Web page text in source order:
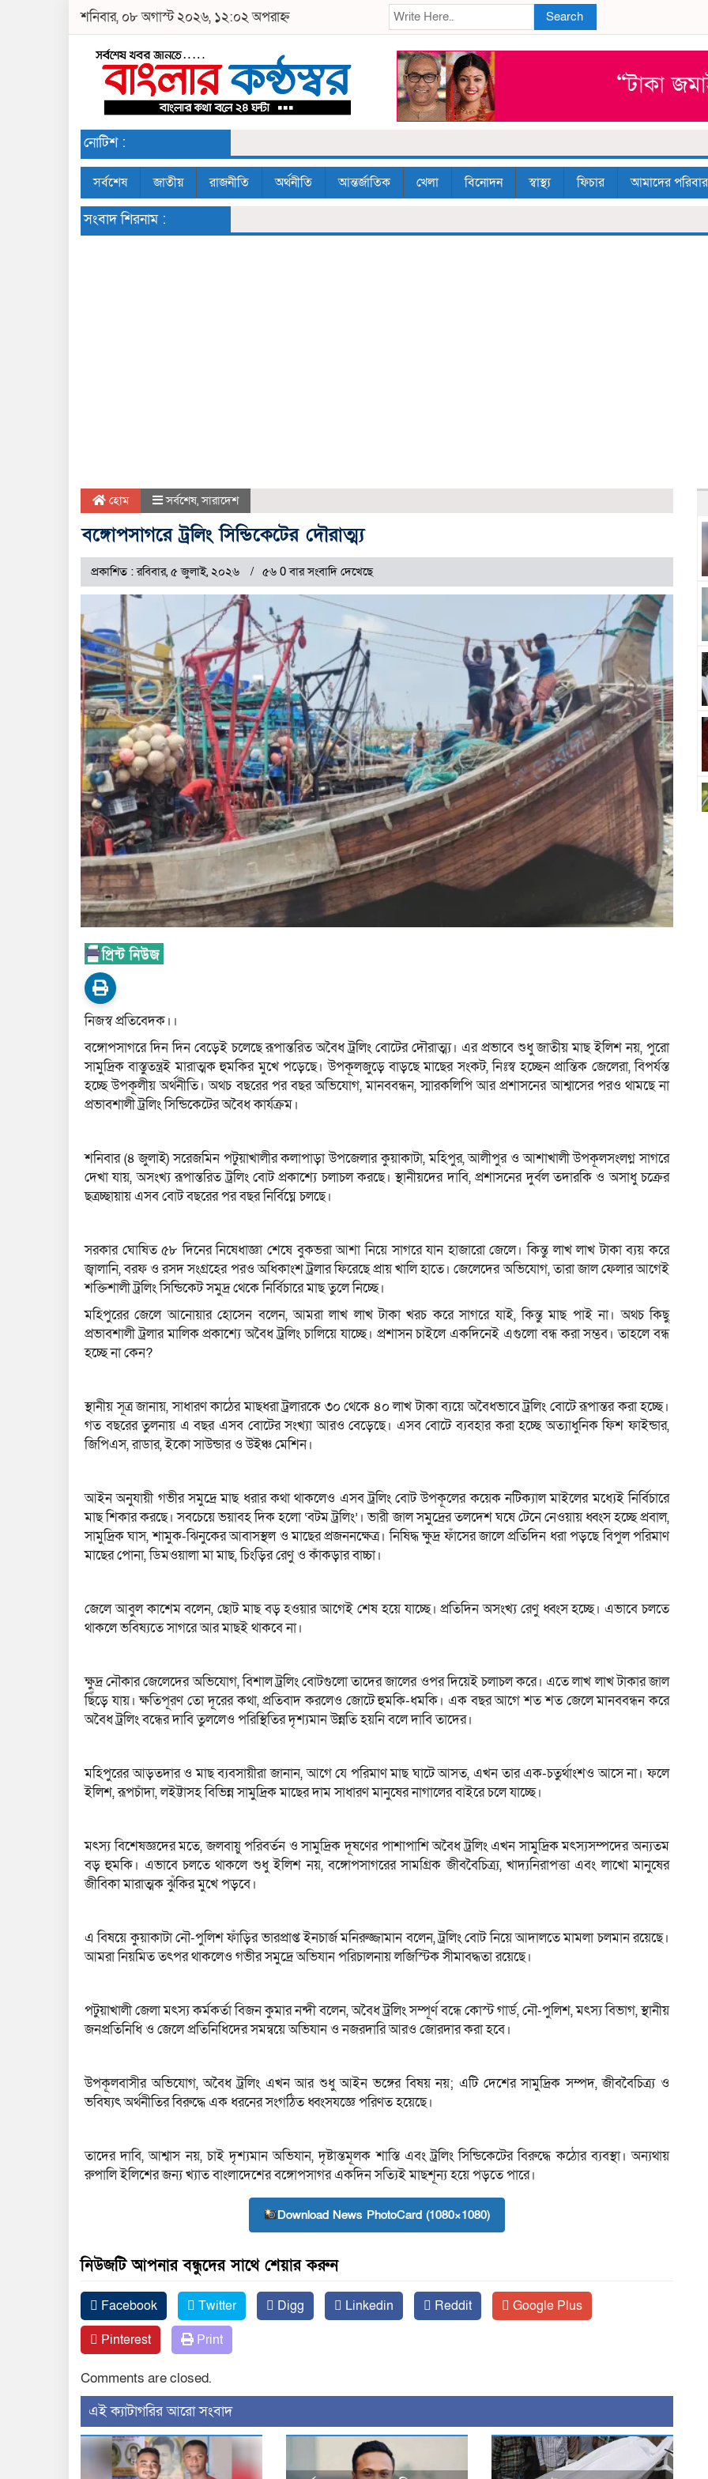
শনিবার, ০৮ অগাস্ট ২০২৬, ১২:০২ অপরাহ্ন Search
নোটিশ :
সর্বশেষ জাতীয় রাজনীতি অর্থনীতি আন্তর্জাতিক খেলা বিনোদন স্বাস্থ্য ফিচার আমাদের পরিবার
সংবাদ শিরনাম :
হোম সর্বশেষ,সারাদেশ
বঙ্গোপসাগরে ট্রলিং সিন্ডিকেটের দৌরাত্ম্য
প্রকাশিত : রবিবার, ৫ জুলাই, ২০২৬ ৫৬ 0 বার সংবাদি দেখেছে
নিজস্ব প্রতিবেদক।।
বঙ্গোপসাগরে দিন দিন বেড়েই চলেছে রূপান্তরিত অবৈধ ট্রলিং বোটের দৌরাত্ম্য। এর প্রভাবে শুধু জাতীয় মাছ ইলিশ নয়, পুরো
সামুদ্রিক বাস্তুতন্ত্রই মারাত্মক হুমকির মুখে পড়েছে। উপকূলজুড়ে বাড়ছে মাছের সংকট, নিঃস্ব হচ্ছেন প্রান্তিক জেলেরা, বিপর্যস্ত
হচ্ছে উপকূলীয় অর্থনীতি। অথচ বছরের পর বছর অভিযোগ, মানববন্ধন, স্মারকলিপি আর প্রশাসনের আশ্বাসের পরও থামছে না
প্রভাবশালী ট্রলিং সিন্ডিকেটের অবৈধ কার্যক্রম।
শনিবার (৪ জুলাই) সরেজমিন পটুয়াখালীর কলাপাড়া উপজেলার কুয়াকাটা, মহিপুর, আলীপুর ও আশাখালী উপকূলসংলগ্ন সাগরে
দেখা যায়, অসংখ্য রূপান্তরিত ট্রলিং বোট প্রকাশ্যে চলাচল করছে। স্থানীয়দের দাবি, প্রশাসনের দুর্বল তদারকি ও অসাধু চক্রের
ছত্রচ্ছায়ায় এসব বোট বছরের পর বছর নির্বিঘ্নে চলছে।
সরকার ঘোষিত ৫৮ দিনের নিষেধাজ্ঞা শেষে বুকভরা আশা নিয়ে সাগরে যান হাজারো জেলে। কিন্তু লাখ লাখ টাকা ব্যয় করে
জ্বালানি, বরফ ও রসদ সংগ্রহের পরও অধিকাংশ ট্রলার ফিরেছে প্রায় খালি হাতে। জেলেদের অভিযোগ, তারা জাল ফেলার আগেই
শক্তিশালী ট্রলিং সিন্ডিকেট সমুদ্র থেকে নির্বিচারে মাছ তুলে নিচ্ছে।
মহিপুরের জেলে আনোয়ার হোসেন বলেন, আমরা লাখ লাখ টাকা খরচ করে সাগরে যাই, কিন্তু মাছ পাই না। অথচ কিছু
প্রভাবশালী ট্রলার মালিক প্রকাশ্যে অবৈধ ট্রলিং চালিয়ে যাচ্ছে। প্রশাসন চাইলে একদিনেই এগুলো বন্ধ করা সম্ভব। তাহলে বন্ধ
হচ্ছে না কেন?
স্থানীয় সূত্র জানায়, সাধারণ কাঠের মাছধরা ট্রলারকে ৩০ থেকে ৪০ লাখ টাকা ব্যয়ে অবৈধভাবে ট্রলিং বোটে রূপান্তর করা হচ্ছে।
গত বছরের তুলনায় এ বছর এসব বোটের সংখ্যা আরও বেড়েছে। এসব বোটে ব্যবহার করা হচ্ছে অত্যাধুনিক ফিশ ফাইন্ডার,
জিপিএস, রাডার, ইকো সাউন্ডার ও উইঞ্চ মেশিন।
আইন অনুযায়ী গভীর সমুদ্রে মাছ ধরার কথা থাকলেও এসব ট্রলিং বোট উপকূলের কয়েক নটিক্যাল মাইলের মধ্যেই নির্বিচারে
মাছ শিকার করছে। সবচেয়ে ভয়াবহ দিক হলো ‘বটম ট্রলিং’। ভারী জাল সমুদ্রের তলদেশ ঘষে টেনে নেওয়ায় ধ্বংস হচ্ছে প্রবাল,
সামুদ্রিক ঘাস, শামুক-ঝিনুকের আবাসস্থল ও মাছের প্রজননক্ষেত্র। নিষিদ্ধ ক্ষুদ্র ফাঁসের জালে প্রতিদিন ধরা পড়ছে বিপুল পরিমাণ
মাছের পোনা, ডিমওয়ালা মা মাছ, চিংড়ির রেণু ও কাঁকড়ার বাচ্চা।
জেলে আবুল কাশেম বলেন, ছোট মাছ বড় হওয়ার আগেই শেষ হয়ে যাচ্ছে। প্রতিদিন অসংখ্য রেণু ধ্বংস হচ্ছে। এভাবে চলতে
থাকলে ভবিষ্যতে সাগরে আর মাছই থাকবে না।
ক্ষুদ্র নৌকার জেলেদের অভিযোগ, বিশাল ট্রলিং বোটগুলো তাদের জালের ওপর দিয়েই চলাচল করে। এতে লাখ লাখ টাকার জাল
ছিঁড়ে যায়। ক্ষতিপূরণ তো দূরের কথা, প্রতিবাদ করলেও জোটে হুমকি-ধমকি। এক বছর আগে শত শত জেলে মানববন্ধন করে
অবৈধ ট্রলিং বন্ধের দাবি তুললেও পরিস্থিতির দৃশ্যমান উন্নতি হয়নি বলে দাবি তাদের।
মহিপুরের আড়তদার ও মাছ ব্যবসায়ীরা জানান, আগে যে পরিমাণ মাছ ঘাটে আসত, এখন তার এক-চতুর্থাংশও আসে না। ফলে
ইলিশ, রূপচাঁদা, লইট্টাসহ বিভিন্ন সামুদ্রিক মাছের দাম সাধারণ মানুষের নাগালের বাইরে চলে যাচ্ছে।
মৎস্য বিশেষজ্ঞদের মতে, জলবায়ু পরিবর্তন ও সামুদ্রিক দূষণের পাশাপাশি অবৈধ ট্রলিং এখন সামুদ্রিক মৎস্যসম্পদের অন্যতম
বড় হুমকি। এভাবে চলতে থাকলে শুধু ইলিশ নয়, বঙ্গোপসাগরের সামগ্রিক জীববৈচিত্র্য, খাদ্যনিরাপত্তা এবং লাখো মানুষের
জীবিকা মারাত্মক ঝুঁকির মুখে পড়বে।
এ বিষয়ে কুয়াকাটা নৌ-পুলিশ ফাঁড়ির ভারপ্রাপ্ত ইনচার্জ মনিরুজ্জামান বলেন, ট্রলিং বোট নিয়ে আদালতে মামলা চলমান রয়েছে।
আমরা নিয়মিত তৎপর থাকলেও গভীর সমুদ্রে অভিযান পরিচালনায় লজিস্টিক সীমাবদ্ধতা রয়েছে।
পটুয়াখালী জেলা মৎস্য কর্মকর্তা বিজন কুমার নন্দী বলেন, অবৈধ ট্রলিং সম্পূর্ণ বন্ধে কোস্ট গার্ড, নৌ-পুলিশ, মৎস্য বিভাগ, স্থানীয়
জনপ্রতিনিধি ও জেলে প্রতিনিধিদের সমন্বয়ে অভিযান ও নজরদারি আরও জোরদার করা হবে।
উপকূলবাসীর অভিযোগ, অবৈধ ট্রলিং এখন আর শুধু আইন ভঙ্গের বিষয় নয়; এটি দেশের সামুদ্রিক সম্পদ, জীববৈচিত্র্য ও
ভবিষ্যৎ অর্থনীতির বিরুদ্ধে এক ধরনের সংগঠিত ধ্বংসযজ্ঞে পরিণত হয়েছে।
তাদের দাবি, আশ্বাস নয়, চাই দৃশ্যমান অভিযান, দৃষ্টান্তমূলক শাস্তি এবং ট্রলিং সিন্ডিকেটের বিরুদ্ধে কঠোর ব্যবস্থা। অন্যথায়
রুপালি ইলিশের জন্য খ্যাত বাংলাদেশের বঙ্গোপসাগর একদিন সত্যিই মাছশূন্য হয়ে পড়তে পারে।
Download News PhotoCard (1080×1080)
নিউজটি আপনার বন্ধুদের সাথে শেয়ার করুন
Facebook Twitter Digg Linkedin Reddit
Google Plus
Pinterest
Print
Comments are closed.
‍এই ক্যাটাগরির ‍আরো সংবাদ